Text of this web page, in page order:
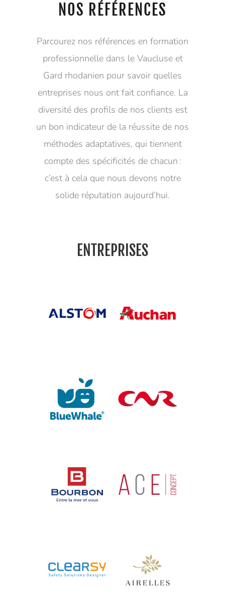
NOS RÉFÉRENCES
Parcourez nos références en formation
professionnelle dans le Vaucluse et
Gard rhodanien pour savoir quelles
entreprises nous ont fait confiance. La
diversité des profils de nos clients est
un bon indicateur de la réussite de nos
méthodes adaptatives, qui tiennent
compte des spécificités de chacun :
c’est à cela que nous devons notre
solide réputation aujourd’hui.
ENTREPRISES